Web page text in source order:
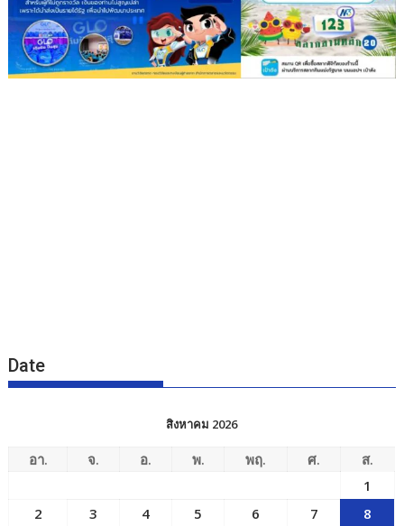
Date
สิงหาคม 2026
อา. จ. อ. พ. พฤ. ศ.
ส.
1
2
3 4 5 6 7
8